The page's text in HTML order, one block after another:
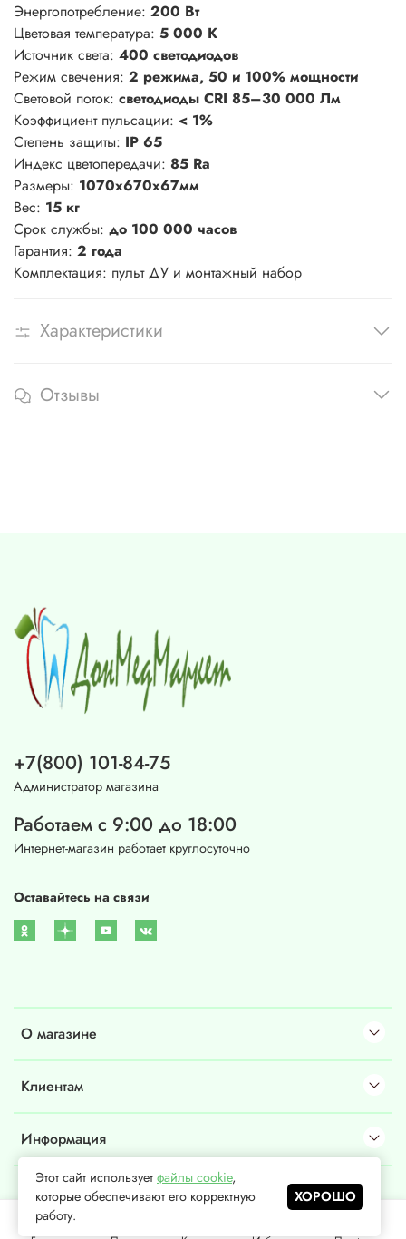
Энергопотребление: 200 Вт
Цветовая температура: 5 000 К
Источник света: 400 светодиодов
Режим свечения: 2 режима, 50 и 100% мощности
Световой поток: светодиоды CRI 85–30 000 Лм
Коэффициент пульсации: < 1%
Степень защиты: IP 65
Индекс цветопередачи: 85 Ra
Размеры: 1070х670х67мм
Вес: 15 кг
Срок службы: до 100 000 часов
Гарантия: 2 года
Комплектация: пульт ДУ и монтажный набор
Характеристики
Отзывы
О магазине
Клиентам
Информация
+7(800) 101-84-75
Администратор магазина
Работаем с 9:00 до 18:00
Интернет-магазин работает круглосуточно
Оставайтесь на связи
, ООО «Донмедмаркет»
Этот сайт использует файлы cookie,
которые обеспечивают его корректную
работу.
ХОРОШО